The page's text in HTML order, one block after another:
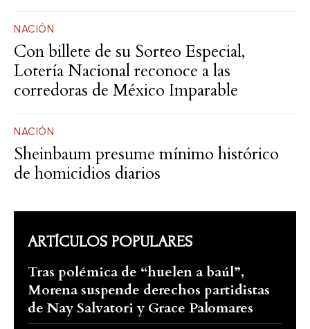
NACIÓN
Con billete de su Sorteo Especial,
Lotería Nacional reconoce a las
corredoras de México Imparable
NACIÓN
Sheinbaum presume mínimo histórico
de homicidios diarios
ARTÍCULOS POPULARES
Tras polémica de “huelen a baúl”,
Morena suspende derechos partidistas
de Nay Salvatori y Grace Palomares